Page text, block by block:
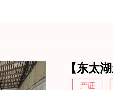
【东太
产证